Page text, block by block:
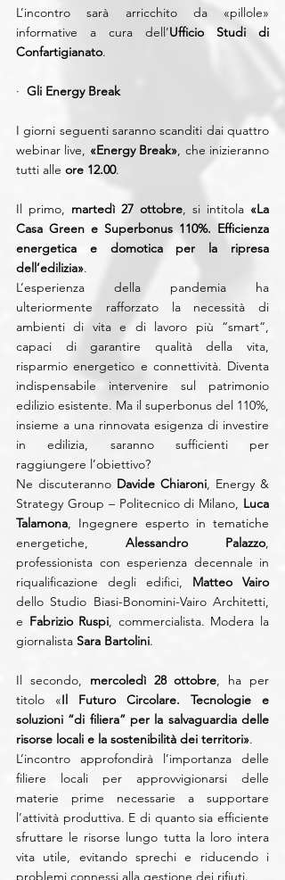
L’incontro sarà arricchito da «pillole»
informative a cura dell’Ufficio Studi di
Confartigianato.
· Gli Energy Break
I giorni seguenti saranno scanditi dai quattro
webinar live, «Energy Break», che inizieranno
tutti alle ore 12.00.
Il primo, martedì 27 ottobre, si intitola «La
Casa Green e Superbonus 110%. Efficienza
energetica e domotica per la ripresa
dell’edilizia».
L’esperienza della pandemia ha
ulteriormente rafforzato la necessità di
ambienti di vita e di lavoro più “smart”,
capaci di garantire qualità della vita,
risparmio energetico e connettività. Diventa
indispensabile intervenire sul patrimonio
edilizio esistente. Ma il superbonus del 110%,
insieme a una rinnovata esigenza di investire
in edilizia, saranno sufficienti per
raggiungere l’obiettivo?
Ne discuteranno Davide Chiaroni, Energy &
Strategy Group – Politecnico di Milano, Luca
Talamona, Ingegnere esperto in tematiche
energetiche, Alessandro Palazzo,
professionista con esperienza decennale in
riqualificazione degli edifici, Matteo Vairo
dello Studio Biasi-Bonomini-Vairo Architetti,
e Fabrizio Ruspi, commercialista. Modera la
giornalista Sara Bartolini.
Il secondo, mercoledì 28 ottobre, ha per
titolo «Il Futuro Circolare. Tecnologie e
soluzioni “di filiera” per la salvaguardia delle
risorse locali e la sostenibilità dei territori».
L’incontro approfondirà l’importanza delle
filiere locali per approvvigionarsi delle
materie prime necessarie a supportare
l’attività produttiva. E di quanto sia efficiente
sfruttare le risorse lungo tutta la loro intera
vita utile, evitando sprechi e riducendo i
problemi connessi alla gestione dei rifiuti.